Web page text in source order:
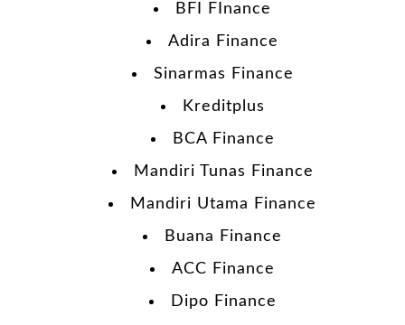
BFI FInance
Adira Finance
Sinarmas Finance
Kreditplus
BCA Finance
Mandiri Tunas Finance
Mandiri Utama Finance
Buana Finance
ACC Finance
Dipo Finance